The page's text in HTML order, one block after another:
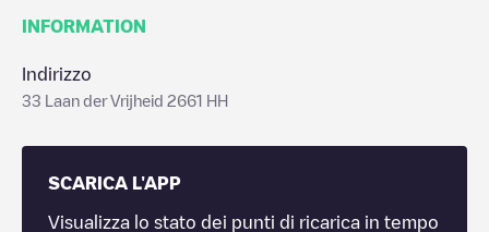
INFORMATION
Indirizzo
33 Laan der Vrijheid 2661 HH
SCARICA L'APP
Visualizza lo stato dei punti di ricarica in tempo